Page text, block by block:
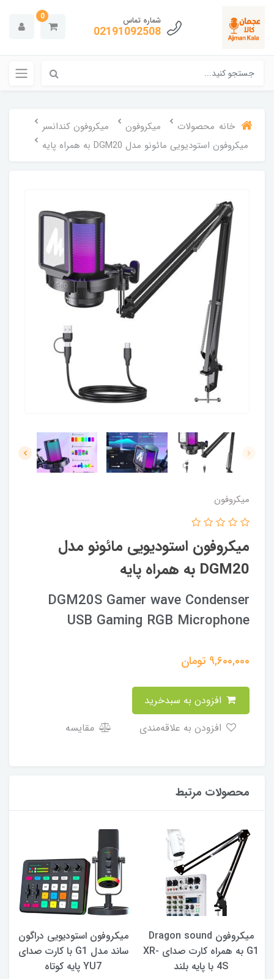
شماره تماس
02191092508
0
خانه محصولات میکروفون
میکروفون کندانسر
میکروفون استودیویی مائونو مدل DGM20 به همراه پایه
میکروفون
میکروفون استودیویی مائونو مدل
DGM20 به همراه پایه
DGM20S Gamer wave Condenser
USB Gaming RGB Microphone
9,600,000 تومان
مقایسه
محصولات مرتبط
میکروفون Dragon sound
G1 به همراه کارت صدای XR-
4S با پایه بلند
میکروفون استودیویی دراگون
ساند مدل G1 با کارت صدای
YU7 پایه کوتاه